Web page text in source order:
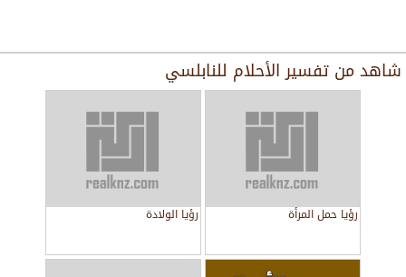
شاهد من تفسير الأحلام للنابلسي
رؤيا حمل المرأة رؤيا الولادة